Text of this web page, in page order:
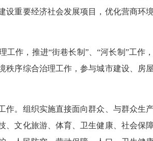
重要经济社会发展项目，优化营商环
工作，推进“街巷长制”、“河长制”工作
秩序综合治理工作，参与城市建设、房
作。组织实施直接面向群众、与群众生
、文化旅游、体育、卫生健康、社会保